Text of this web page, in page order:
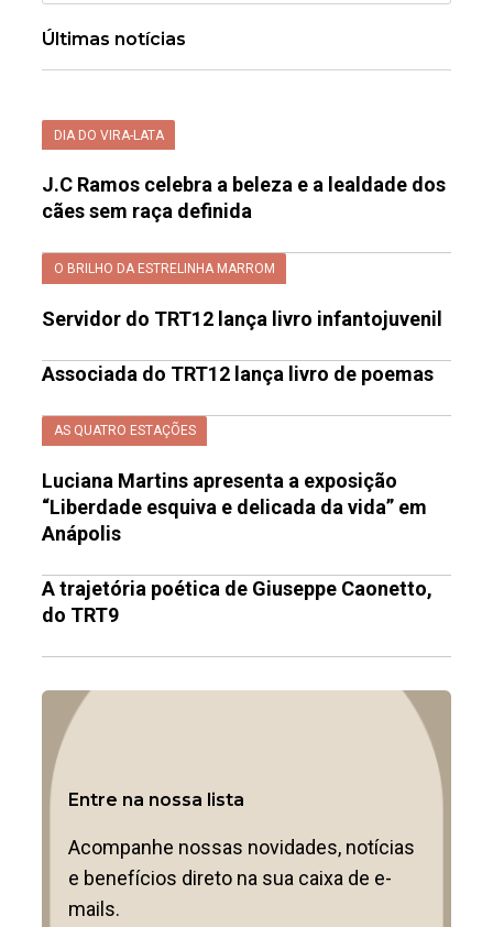
Últimas notícias
DIA DO VIRA-LATA
J.C Ramos celebra a beleza e a lealdade dos
cães sem raça definida
O BRILHO DA ESTRELINHA MARROM
Servidor do TRT12 lança livro infantojuvenil
Associada do TRT12 lança livro de poemas
AS QUATRO ESTAÇÕES
Luciana Martins apresenta a exposição
“Liberdade esquiva e delicada da vida” em
Anápolis
A trajetória poética de Giuseppe Caonetto,
do TRT9
Entre na nossa lista
Acompanhe nossas novidades, notícias
e benefícios direto na sua caixa de e-
mails.